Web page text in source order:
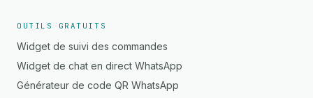
OUTILS GRATUITS
Widget de suivi des commandes
Widget de chat en direct WhatsApp
Générateur de code QR WhatsApp